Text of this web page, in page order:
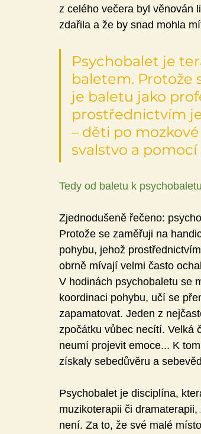
z celého večera byl věnován
zdařila a že by snad mohla
Psychobalet je
baletem. Protože
je baletu jako
prostřednictvím
– děti po
svalstvo a
Tedy od baletu k
Zjednodušeně řečeno:
Protože se zaměřuji na
pohybu, jehož
obrně mívají velmi často
V hodinách psychobaletu se
koordinaci pohybu, učí se
zapamatovat. Jeden z
zpočátku vůbec necítí. Velká
neumí projevit emoce... K
získaly sebedůvěru a
Psychobalet je disciplína,
muzikoterapii či
není. Za to, že své malé